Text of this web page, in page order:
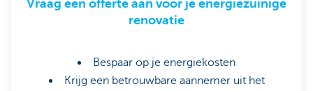
Vraag een offerte aan voor je energiezuinige
renovatie
Bespaar op je energiekosten
Krijg een betrouwbare aannemer uit het